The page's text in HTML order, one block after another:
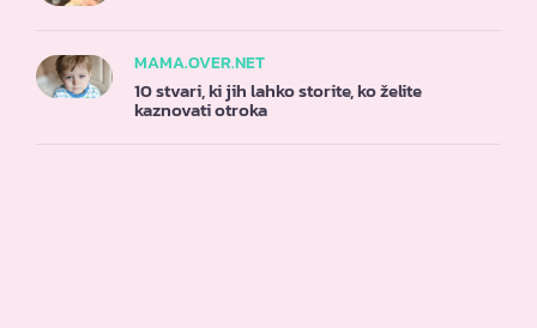
MAMA.OVER.NET
10 stvari, ki jih lahko storite, ko želite
kaznovati otroka